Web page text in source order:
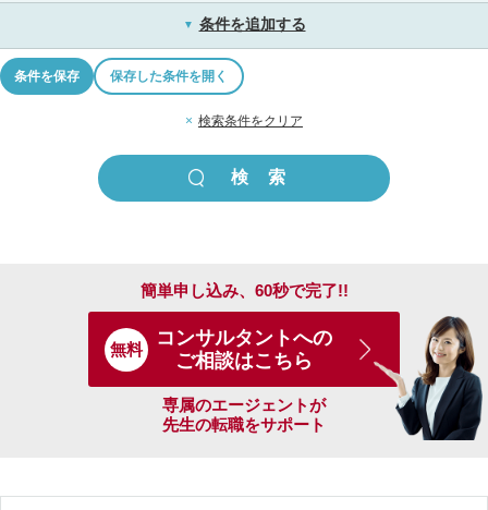
▼ 条件を追加する
条件を保存 保存した条件を開く
× 検索条件をクリア
簡単申し込み、60秒で完了!!
無料
コンサルタントへの
ご相談はこちら
専属のエージェントが
先生の転職をサポート